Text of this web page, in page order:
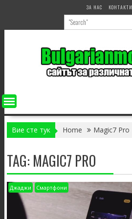
ЗА НАС КОНТАКТИ
Вие сте тук Home Magic7 Pro
TAG: MAGIC7 PRO
Джаджи Смартфони